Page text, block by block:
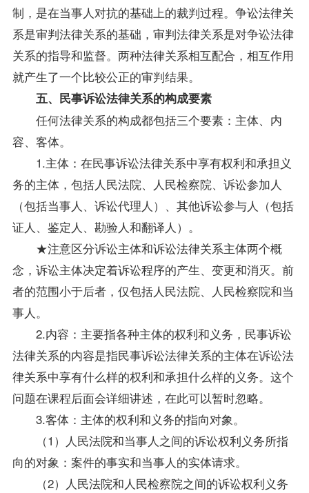
制，是在当事人对抗的基础上的裁判过程。争讼法律关
系是审判法律关系的基础，审判法律关系是对争讼法律
关系的指导和监督。两种法律关系相互配合，相互作用
就产生了一个比较公正的审判结果。
五、民事诉讼法律关系的构成要素
任何法律关系的构成都包括三个要素：主体、内
容、客体。
1.主体：在民事诉讼法律关系中享有权利和承担义
务的主体，包括人民法院、人民检察院、诉讼参加人
（包括当事人、诉讼代理人）、其他诉讼参与人（包括
证人、鉴定人、勘验人和翻译人）。
★注意区分诉讼主体和诉讼法律关系主体两个概
念，诉讼主体决定着诉讼程序的产生、变更和消灭。前
者的范围小于后者，仅包括人民法院、人民检察院和当
事人。
2.内容：主要指各种主体的权利和义务，民事诉讼
法律关系的内容是指民事诉讼法律关系的主体在诉讼法
律关系中享有什么样的权利和承担什么样的义务。这个
问题在课程后面会详细讲述，在此可以暂时忽略。
3.客体：主体的权利和义务的指向对象。
（1）人民法院和当事人之间的诉讼权利义务所指
向的对象：案件的事实和当事人的实体请求。
（2）人民法院和人民检察院之间的诉讼权利义务